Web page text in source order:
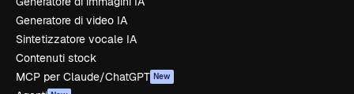
Generatore di video IA
Sintetizzatore vocale IA
Contenuti stock
MCP per Claude/ChatGPT New